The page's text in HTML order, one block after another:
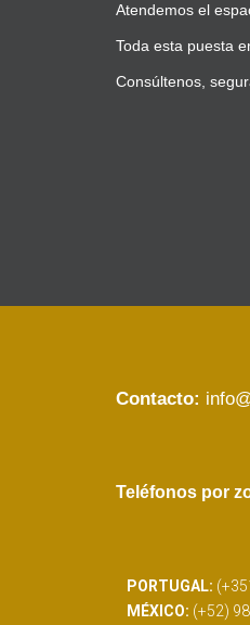
Atendemos el
Toda esta puesta
Consúltenos,
Contacto:
Teléfonos por
PORTUGAL:
MÉXICO: (+52)